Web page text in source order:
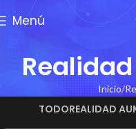
Menú
Inicio
TODOREALIDAD